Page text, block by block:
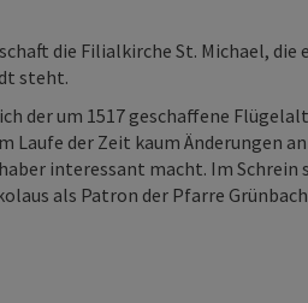
die Filialkirche St. Michael, die
steht.
der um 1517 geschaffene
Laufe der Zeit kaum Änderungen
interessant macht. Im Schrein
als Patron der Pfarre Grünbach